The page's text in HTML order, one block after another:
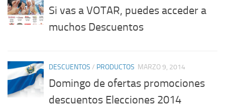
Si vas a VOTAR, puedes acceder a
muchos Descuentos
DESCUENTOS / PRODUCTOS MARZO 9, 2014
Domingo de ofertas promociones
descuentos Elecciones 2014